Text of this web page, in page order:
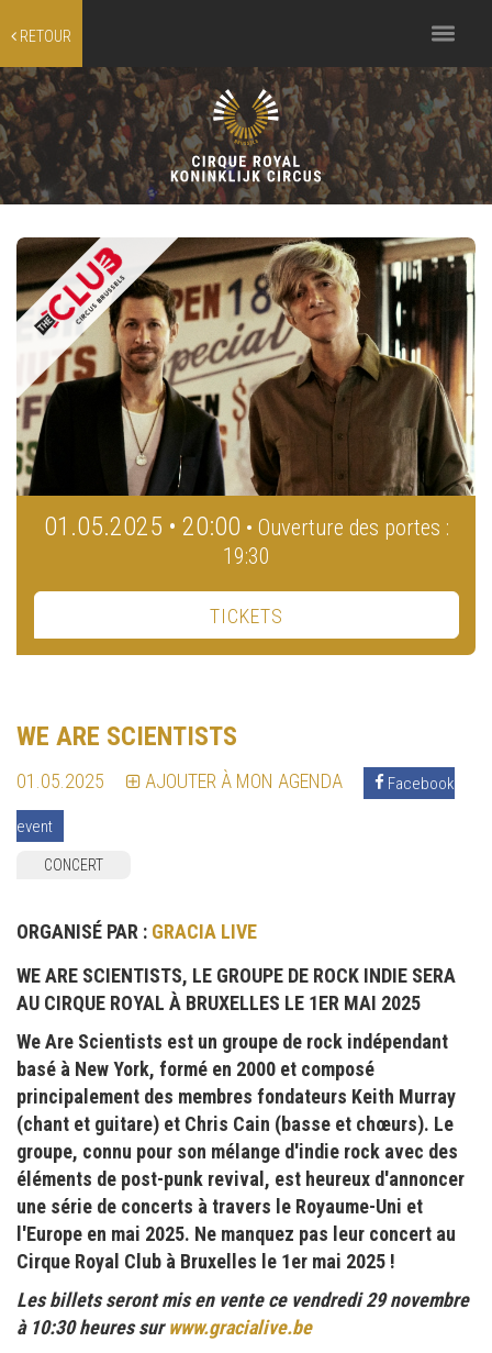
RETOUR
Toggle
navigation
01.05.2025 • 20:00 • Ouverture des portes :
19:30
TICKETS
WE ARE SCIENTISTS
01.05.2025 AJOUTER À MON AGENDA Facebook
event
CONCERT
ORGANISÉ PAR : GRACIA LIVE
WE ARE SCIENTISTS, LE GROUPE DE ROCK INDIE SERA
AU CIRQUE ROYAL À BRUXELLES LE 1ER MAI 2025
We Are Scientists est un groupe de rock indépendant
basé à New York, formé en 2000 et composé
principalement des membres fondateurs Keith Murray
(chant et guitare) et Chris Cain (basse et chœurs). Le
groupe, connu pour son mélange d'indie rock avec des
éléments de post-punk revival, est heureux d'annoncer
une série de concerts à travers le Royaume-Uni et
l'Europe en mai 2025. Ne manquez pas leur concert au
Cirque Royal Club à Bruxelles le 1er mai 2025 !
Les billets seront mis en vente ce vendredi 29 novembre
à 10:30 heures surwww.gracialive.be